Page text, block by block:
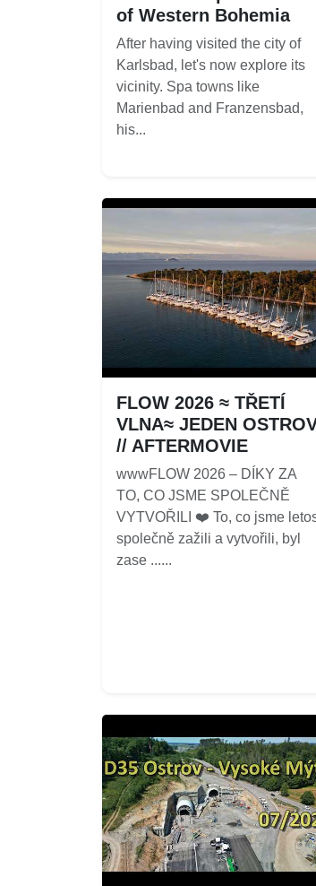
of Western Bohemia
After having visited the city of
Karlsbad, let's now explore its
vicinity. Spa towns like
Marienbad and Franzensbad,
his...
FLOW 2026 ≈ TŘETÍ
VLNA≈ JEDEN
// AFTERMOVIE
wwwFLOW 2026 – DÍKY ZA
TO, CO JSME SPOLEČNĚ
VYTVOŘILI ❤️‍ To, co jsme
společně zažili a vytvořili, byl
zase ......